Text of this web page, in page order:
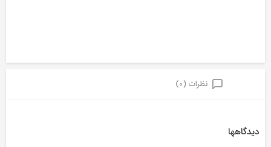
نظرات (0)
دیدگاهها